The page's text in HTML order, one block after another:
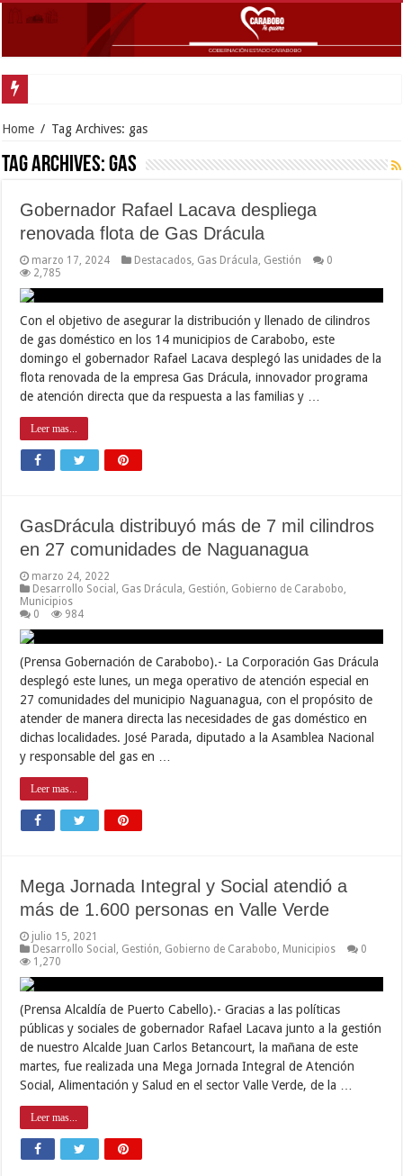
Home / Tag Archives: gas
Tag Archives:gas
Gobernador Rafael Lacava despliega
renovada flota de Gas Drácula
marzo 17, 2024 Destacados Gas Drácula Gestión
0
2,785
Con el objetivo de asegurar la distribución y llenado de cilindros
de gas doméstico en los 14 municipios de Carabobo, este
domingo el gobernador Rafael Lacava desplegó las unidades de la
flota renovada de la empresa Gas Drácula, innovador programa
de atención directa que da respuesta a las familias y …
Leer mas...
GasDrácula distribuyó más de 7 mil cilindros
en 27 comunidades de Naguanagua
marzo 24, 2022
Desarrollo Social
Gas Drácula Gestión Gobierno de Carabobo
Municipios
0
984
(Prensa Gobernación de Carabobo).- La Corporación Gas Drácula
desplegó este lunes, un mega operativo de atención especial en
27 comunidades del municipio Naguanagua, con el propósito de
atender de manera directa las necesidades de gas doméstico en
dichas localidades. José Parada, diputado a la Asamblea Nacional
y responsable del gas en …
Leer mas...
Mega Jornada Integral y Social atendió a
más de 1.600 personas en Valle Verde
julio 15, 2021
Desarrollo Social
Gestión Gobierno de Carabobo Municipios
0
1,270
(Prensa Alcaldía de Puerto Cabello).- Gracias a las políticas
públicas y sociales de gobernador Rafael Lacava junto a la gestión
de nuestro Alcalde Juan Carlos Betancourt, la mañana de este
martes, fue realizada una Mega Jornada Integral de Atención
Social, Alimentación y Salud en el sector Valle Verde, de la …
Leer mas...